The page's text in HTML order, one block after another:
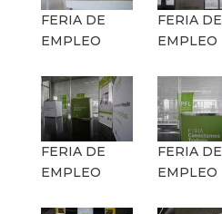
FERIA DE
EMPLEO
FERIA DE
EMPLEO
FERIA DE
EMPLEO
FERIA DE
EMPLEO